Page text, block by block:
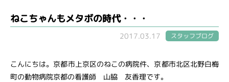
ねこちゃんもメタボの時代・・・
2017.03.17 スタッフブログ
こんにちは。京都市上京区のねこの病院件、京都市北区北野白梅
町の動物病院京都の看護師 山脇 友香理です。